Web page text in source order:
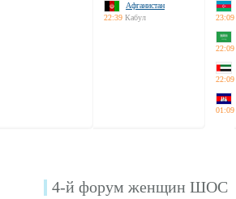
Афганистан
22:39 Кабул
23:09
22:09
22:09
01:09
4-й форум женщин ШОС